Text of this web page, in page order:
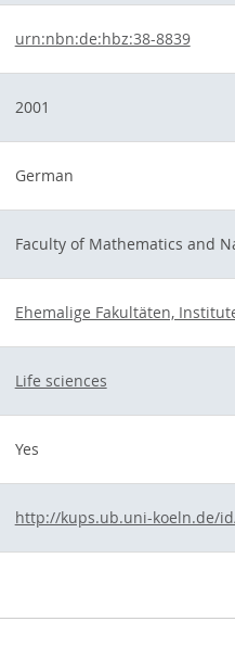
urn:nbn:de:hbz:38-8839
2001
German
Faculty of Mathematics and
Ehemalige Fakultäten,
Life sciences
Yes
http://kups.ub.uni-koeln.de/